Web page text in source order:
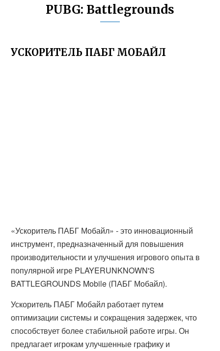
PUBG: Battlegrounds
УСКОРИТЕЛЬ ПАБГ МОБАЙЛ
«Ускоритель ПАБГ Мобайл» - это инновационный
инструмент, предназначенный для повышения
производительности и улучшения игрового опыта в
популярной игре PLAYERUNKNOWN'S
BATTLEGROUNDS Mobile (ПАБГ Мобайл).
Ускоритель ПАБГ Мобайл работает путем
оптимизации системы и сокращения задержек, что
способствует более стабильной работе игры. Он
предлагает игрокам улучшенные графику и